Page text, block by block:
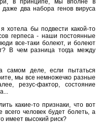
два набора генов вируса
хотела бы подвести какой-то
герпеса - наши постоянные
все-таки болеют, и болеют
В чем разница тогда между
деле, если пытаться
мы все немножечко разные
резус-фактор, состояние
какие-то признаки, что вот
всего человек будет болеть, а
имеет высокий риск?